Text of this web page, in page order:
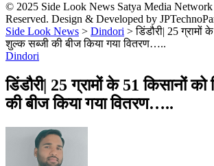
© 2025 Side Look News Satya Media
Reserved. Design & Developed by
Side Look News > Dindori >डिंडौरी| 25 ग्रामों
शुल्क सब्जी की बीज किया गया वितरण…..
Dindori
डिंडौरी| 25 ग्रामों के 51 किसानों
की बीज किया गया वितरण…..